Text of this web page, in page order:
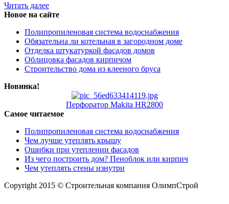
Читать далее
Новое на сайте
Полипропиленовая система водоснабжения
Обязательна ли котельная в загородном доме
Отделка штукатуркой фасадов домов
Облицовка фасадов кирпичом
Строительство дома из клееного бруса
Новинка!
Перфоратор Makita HR2800
Самое читаемое
Полипропиленовая система водоснабжения
Чем лучше утеплять крышу
Ошибки при утеплении фасадов
Из чего построить дом? Пеноблок или кирпич
Чем утеплять стены изнутри
Copyright 2015 © Строительная компания ОлимпСтрой